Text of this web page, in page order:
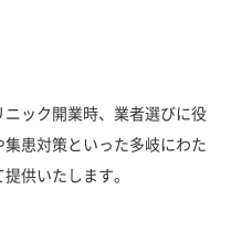
ニック開業時、業者選びに役
患対策といった多岐にわた
供いたします。